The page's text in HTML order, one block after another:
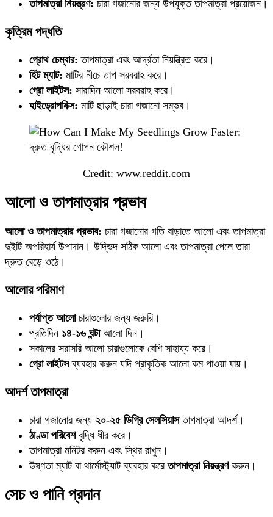
তাপমাত্রা নিয়ন্ত্রণ: চারা গজানোর জন্য উপযুক্ত তাপমাত্রা প্রয়োজন।
কৃত্রিম পদ্ধতি
গ্রোথ চেম্বার: তাপমাত্রা এবং আর্দ্রতা নিয়ন্ত্রিত করে।
হিট ম্যাট: মাটির নীচে তাপ সরবরাহ করে।
গ্রো লাইটস: সারাদিন আলো সরবরাহ করে।
হাইড্রোপনিক্স: মাটি ছাড়াই চারা গজানো সম্ভব।
Credit: www.reddit.com
আলো ও তাপমাত্রার প্রভাব
আলো ও তাপমাত্রার প্রভাব: চারা গজানোর গতি বাড়াতে আলো এবং তাপমাত্রা
দুইটি অপরিহার্য উপাদান। উদ্ভিদ সঠিক আলো এবং তাপমাত্রা পেলে তারা
দ্রুত বেড়ে ওঠে।
আলোর পরিমাণ
পর্যাপ্ত আলোচারাগুলোর জন্য জরুরি।
প্রতিদিন ১৪-১৬ ঘন্টাআলো দিন।
সকালের সরাসরি আলো চারাগুলোকে বেশি সাহায্য করে।
গ্রো লাইটসব্যবহার করুন যদি প্রাকৃতিক আলো কম পাওয়া যায়।
আদর্শ তাপমাত্রা
চারা গজানোর জন্য ২০-২৫ ডিগ্রি সেলসিয়াসতাপমাত্রা আদর্শ।
ঠাণ্ডা পরিবেশবৃদ্ধি ধীর করে।
তাপমাত্রা মনিটর করুন এবং স্থির রাখুন।
উষ্ণতা ম্যাট বা থার্মোস্ট্যাট ব্যবহার করেতাপমাত্রা নিয়ন্ত্রণকরুন।
সেচ ও পানি প্রদান